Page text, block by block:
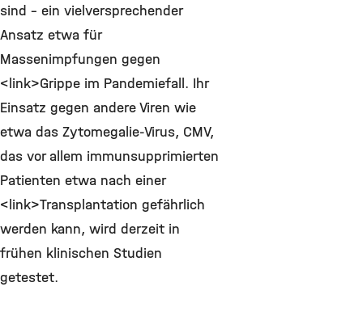
sind – ein vielversprechender
Ansatz etwa für
Massenimpfungen gegen
<link>Grippe im Pandemiefall. Ihr
Einsatz gegen andere Viren wie
etwa das Zytomegalie-Virus, CMV,
das vor allem immunsupprimierten
Patienten etwa nach einer
<link>Transplantation gefährlich
werden kann, wird derzeit in
frühen klinischen Studien
getestet.